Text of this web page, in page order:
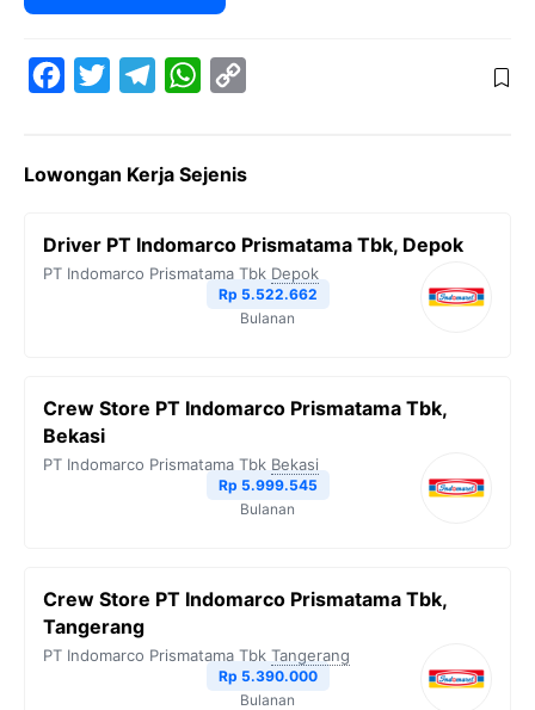
e
o
t
e
e
r
W
t
A
y
i
n
k
Lowongan Kerja Sejenis
Driver PT Indomarco Prismatama Tbk, Depok
PT Indomarco Prismatama Tbk Depok
Rp 5.522.662
Bulanan
Crew Store PT Indomarco Prismatama Tbk,
Bekasi
PT Indomarco Prismatama Tbk Bekasi
Rp 5.999.545
Bulanan
Crew Store PT Indomarco Prismatama Tbk,
Tangerang
PT Indomarco Prismatama Tbk Tangerang
Rp 5.390.000
Bulanan